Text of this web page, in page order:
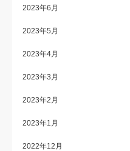
2023年6月
2023年5月
2023年4月
2023年3月
2023年2月
2023年1月
2022年12月